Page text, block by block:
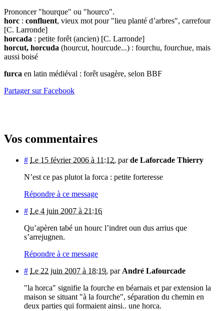
Prononcer "hourque" ou "hourco".
horc : confluent, vieux mot pour "lieu planté d’arbres", carrefour
[C. Larronde]
horcada : petite forêt (ancien) [C. Larronde]
horcut, horcuda (hourcut, hourcude...) : fourchu, fourchue, mais
aussi boisé
furca en latin médiéval : forêt usagère, selon BBF
Partager sur Facebook
Vos commentaires
# Le 15 février 2006 à 11:12, parde Laforcade Thierry
N’est ce pas plutot la forca : petite forteresse
Répondre à ce message
# Le 4 juin 2007 à 21:16
Qu’apèren tabé un hourc l’indret oun dus arrius que
s’arrejugnen.
Répondre à ce message
# Le 22 juin 2007 à 18:19, par André Lafourcade
"la horca" signifie la fourche en béarnais et par extension la
maison se situant "à la fourche", séparation du chemin en
deux parties qui formaient ainsi.. une horca.